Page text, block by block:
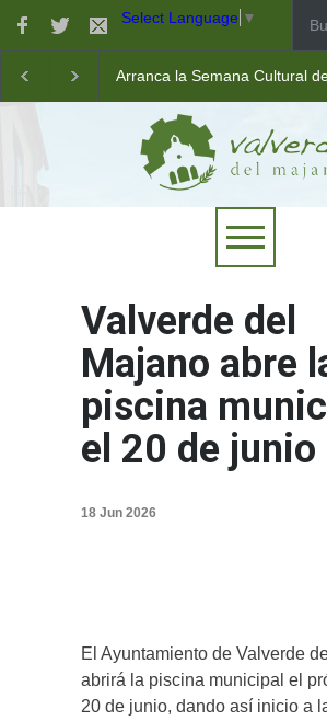
Select Language ▼
Arranca la Semana Cultural de
Taller de robótica para jóvenes
Las pistas municipales de
Valverde del
Majano abre
piscina
el 20 de junio
18 Jun 2026
El Ayuntamiento de Valverde
abrirá la piscina municipal el
20 de junio, dando así inicio a